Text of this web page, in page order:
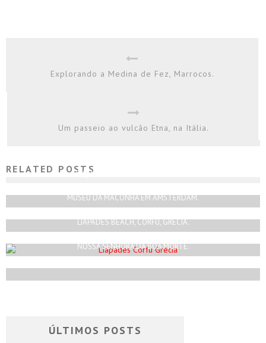
Explorando a Medina de Fez, Marrocos.
Um passeio ao vulcão Etna, na Itália.
RELATED POSTSO QUE FAZER EM 1 DIA EM AVEIRO?
MUSEU DA MACONHA EM AMSTERDAM.
LIAPADES BEACH, CORFU, GRÉCIA.
NOSSA SENHORA DA BOA MORTE.
ÚLTIMOS POSTS